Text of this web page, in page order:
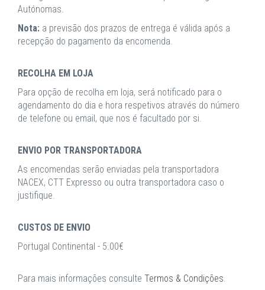
Autónomas.
Nota: a previsão dos prazos de entrega é válida após a
recepção do pagamento da encomenda.
RECOLHA EM LOJA
Para opção de recolha em loja, será notificado para o
agendamento do dia e hora respetivos através do número
de telefone ou email, que nos é facultado por si.
ENVIO POR TRANSPORTADORA
As encomendas serão enviadas pela transportadora
NACEX, CTT Expresso ou outra transportadora caso o
justifique.
CUSTOS DE ENVIO
Portugal Continental - 5.00€
Para mais informações consulte Termos & Condições.